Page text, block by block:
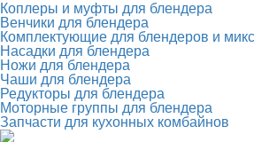
Коплеры и муфты для блендера
Венчики для блендера
Комплектующие для блендеров и
Насадки для блендера
Ножи для блендера
Чаши для блендера
Редукторы для блендера
Моторные группы для блендера
Запчасти для кухонных комбайнов